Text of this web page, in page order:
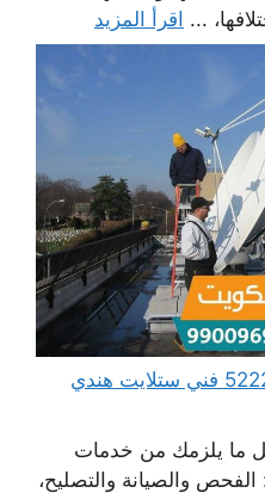
... اقرأ المزيد
فني ستلايت المطلاع 52227330 فني ستلايت هندي
ما يلزمك من خدمات
والصيانة والتصليح،